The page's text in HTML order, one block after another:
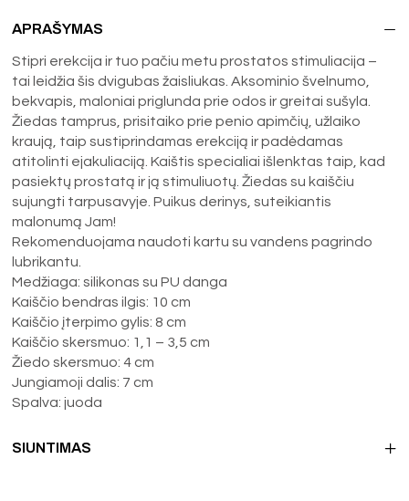
APRAŠYMAS
Stipri erekcija ir tuo pačiu metu prostatos stimuliacija –
tai leidžia šis dvigubas žaisliukas. Aksominio švelnumo,
bekvapis, maloniai priglunda prie odos ir greitai sušyla.
Žiedas tamprus, prisitaiko prie penio apimčių, užlaiko
kraują, taip sustiprindamas erekciją ir padėdamas
atitolinti ejakuliaciją. Kaištis specialiai išlenktas taip, kad
pasiektų prostatą ir ją stimuliuotų. Žiedas su kaiščiu
sujungti tarpusavyje. Puikus derinys, suteikiantis
malonumą Jam!
Rekomenduojama naudoti kartu su vandens pagrindo
lubrikantu.
Medžiaga: silikonas su PU danga
Kaiščio bendras ilgis: 10 cm
Kaiščio įterpimo gylis: 8 cm
Kaiščio skersmuo: 1,1 – 3,5 cm
Žiedo skersmuo: 4 cm
Jungiamoji dalis: 7 cm
Spalva: juoda
SIUNTIMAS